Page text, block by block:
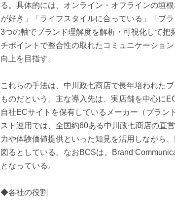
る。具体的には、オンライン・オフラインの垣
が好き」「ライフスタイルに合っている」「ブ
3つの軸でブランド理解度を解析・可視化して把
チポイントで整合性の取れたコミュニケーショ
向上を目指す。
これらの手法は、中川政七商店で長年培われた
ものだという。主な導入先は、実店舗を中心に
自社ECサイトを保有しているメーカー（ブラン
スト運用では、全国約60ある中川政七商店の直
力や体験価値提供といった知見を活用しながら
図るとしている。なおBCSは、Brand
となっている。
◆各社の役割